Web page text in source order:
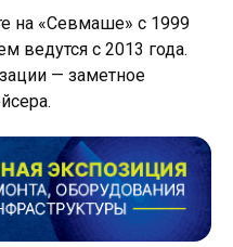
на «Севмаше» с 1999
ведутся с 2013 года.
— заметное